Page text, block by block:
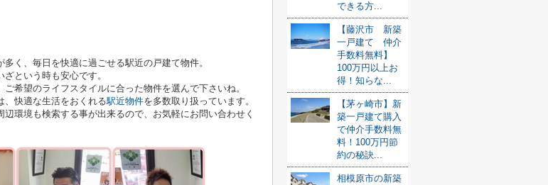
く、毎日を快適に過ごせる駅近の戸建て物件。
という時も安心です。
ご希望のライフスタイルに合った物件を選んで下さいね。
、快適な生活をおくれる駅近物件を多数取り扱っています。
辺環境も検索する事が出来るので、お気軽にお問い合わせく
できる方...
【藤沢市 新築
一戸建て 仲介
手数料無料】
100万円以上お
得！知らな...
【茅ヶ崎市】新
築一戸建て購入
で仲介手数料無
料！100万円節
約の秘訣...
相模原市の新築